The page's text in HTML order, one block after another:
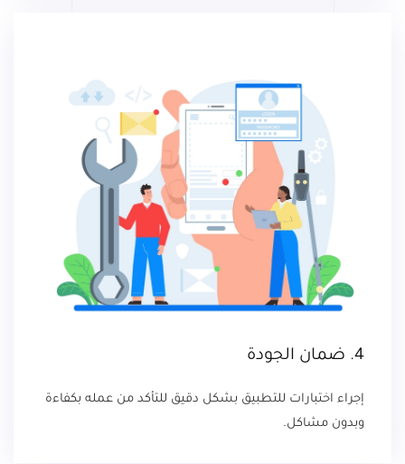
4. ضمان الجودة
إجراء اختبارات للتطبيق بشكل دقيق للتأكد من عمله بكفاءة
وبدون مشاكل.